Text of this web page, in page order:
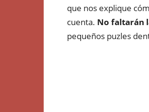
que nos explique
cuenta. No faltarán
pequeños puzles